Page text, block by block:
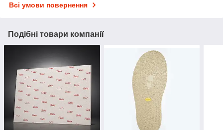
Всі умови повернення
Подібні товари компанії